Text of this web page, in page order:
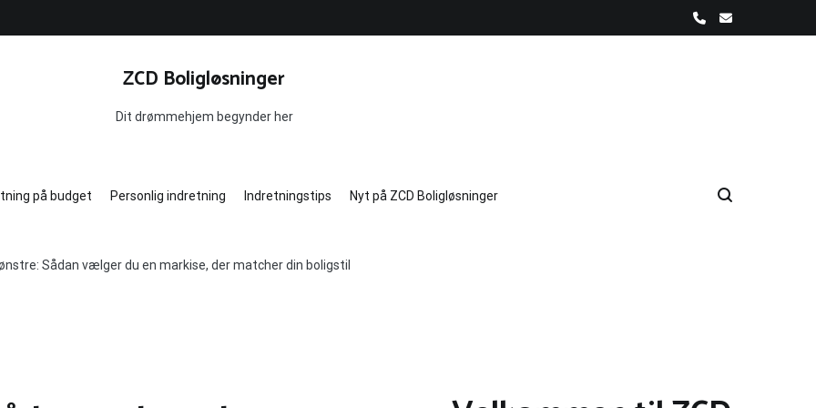
ZCD Boligløsninger
Dit drømmehjem begynder her
på budget Personlig indretning Indretningstips Nyt på ZCD Boligløsninger
Sådan vælger du en markise, der matcher din boligstil